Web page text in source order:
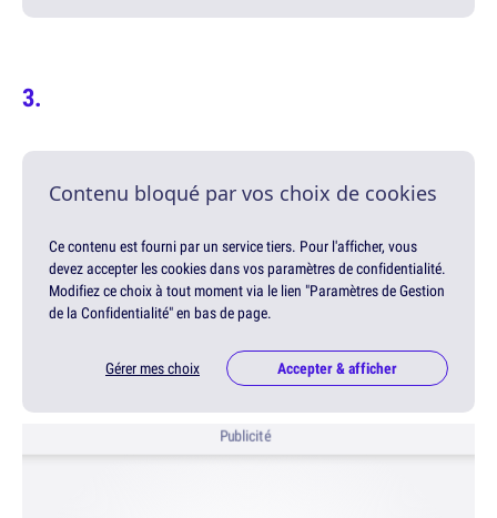
Contenu bloqué par vos choix de cookies
Ce contenu est fourni par un service tiers. Pour l'afficher, vous
devez accepter les cookies dans vos paramètres de confidentialité.
Modifiez ce choix à tout moment via le lien "Paramètres de Gestion
de la Confidentialité" en bas de page.
Gérer mes choix Accepter & afficher
Publicité